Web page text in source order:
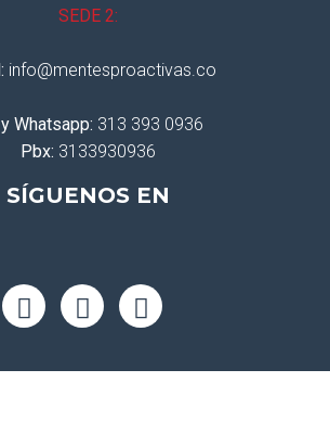
SEDE 2:
info@mentesproactivas.co
Whatsapp: 313 393 0936
Pbx: 3133930936
SÍGUENOS EN